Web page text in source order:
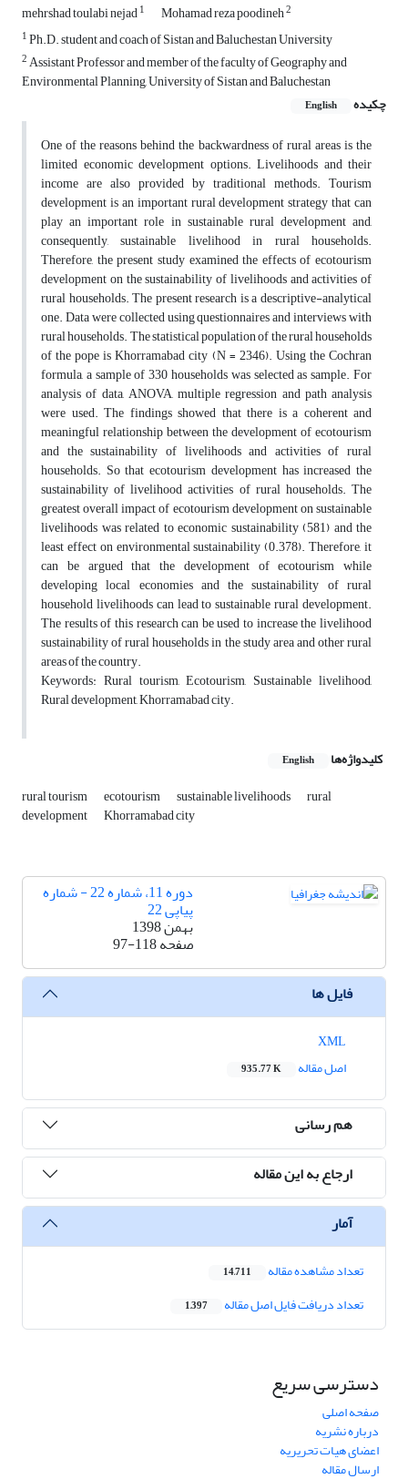
mehrshad toulabi nejad1 Mohamad reza poodineh2
1Ph.D. student and coach of Sistan and Baluchestan University
2Assistant Professor and member of the faculty of Geography and
Environmental Planning, University of Sistan and Baluchestan
چکیده
English
One of the reasons behind the backwardness of rural areas is the
limited economic development options. Livelihoods and their
income are also provided by traditional methods. Tourism
development is an important rural development strategy that can
play an important role in sustainable rural development and,
consequently, sustainable livelihood in rural households.
Therefore, the present study examined the effects of ecotourism
development on the sustainability of livelihoods and activities of
rural households. The present research is a descriptive-analytical
one. Data were collected using questionnaires and interviews with
rural households. The statistical population of the rural households
of the pope is Khorramabad city (N = 2346). Using the Cochran
formula, a sample of 330 households was selected as sample. For
analysis of data, ANOVA, multiple regression and path analysis
were used. The findings showed that there is a coherent and
meaningful relationship between the development of ecotourism
and the sustainability of livelihoods and activities of rural
households. So that ecotourism development has increased the
sustainability of livelihood activities of rural households. The
greatest overall impact of ecotourism development on sustainable
livelihoods was related to economic sustainability (581) and the
least effect on environmental sustainability (0.378). Therefore, it
can be argued that the development of ecotourism while
developing local economies and the sustainability of rural
household livelihoods can lead to sustainable rural development.
The results of this research can be used to increase the livelihood
sustainability of rural households in the study area and other rural
areas of the country.
Keywords: Rural tourism, Ecotourism, Sustainable livelihood,
Rural development, Khorramabad city.
کلیدواژه‌ها English
rural tourism ecotourism sustainable livelihoods rural
development Khorramabad city
دوره 11، شماره 22 - شماره
پیاپی 22
بهمن 1398
صفحه97-118
فایل ها
اصل مقاله
935.77 K
هم رسانی
ارجاع به این مقاله
آمار
تعداد مشاهده مقاله 14,711
تعداد دریافت فایل اصل مقاله 1,397
دسترسی سریع
صفحه اصلی
درباره نشریه
اعضای هیات تحریریه
ارسال مقاله